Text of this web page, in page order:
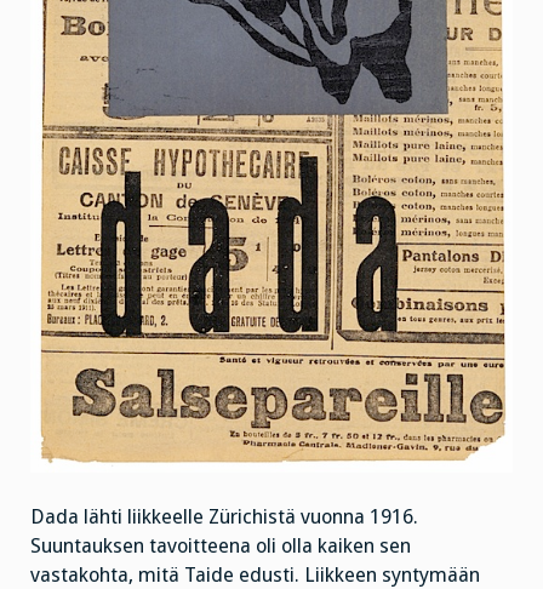
Dada lähti liikkeelle Zürichistä vuonna 1916.
Suuntauksen tavoitteena oli olla kaiken sen
vastakohta, mitä Taide edusti. Liikkeen syntymään